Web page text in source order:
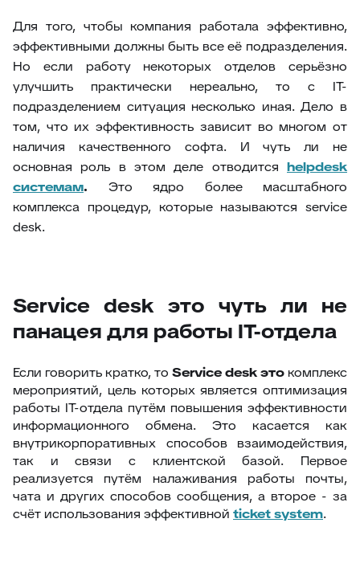
Для того, чтобы компания работала эффективно,
эффективными должны быть все её подразделения.
Но если работу некоторых отделов серьёзно
улучшить практически нереально, то с IT-
подразделением ситуация несколько иная. Дело в
том, что их эффективность зависит во многом от
наличия качественного софта. И чуть ли не
основная роль в этом деле отводится helpdesk
системам. Это ядро более масштабного
комплекса процедур, которые называются service
desk.
Service desk это чуть ли не
панацея для работы IT-отдела
Если говорить кратко, то Servicedesk это комплекс
мероприятий, цель которых является оптимизация
работы IT-отдела путём повышения эффективности
информационного обмена. Это касается как
внутрикорпоративных способов взаимодействия,
так и связи с клиентской базой. Первое
реализуется путём налаживания работы почты,
чата и других способов сообщения, а второе - за
счёт использования эффективной ticketsystem.